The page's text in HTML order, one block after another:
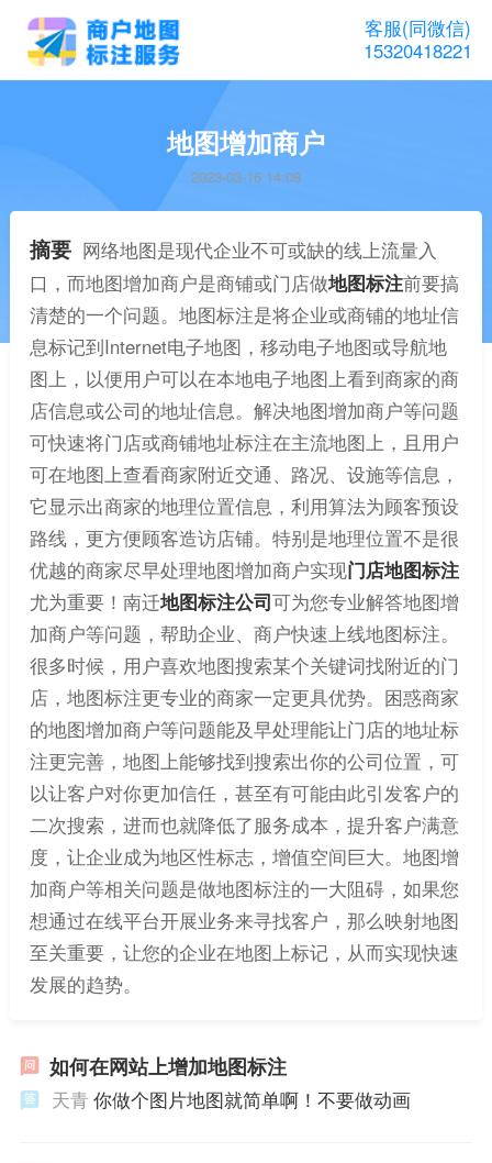
客服(同微信)
15320418221
地图增加商户
2023-03-16 14:08
摘要 网络地图是现代企业不可或缺的线上流量入
口，而地图增加商户是商铺或门店做地图标注前要搞
清楚的一个问题。地图标注是将企业或商铺的地址信
息标记到Internet电子地图，移动电子地图或导航地
图上，以便用户可以在本地电子地图上看到商家的商
店信息或公司的地址信息。解决地图增加商户等问题
可快速将门店或商铺地址标注在主流地图上，且用户
可在地图上查看商家附近交通、路况、设施等信息，
它显示出商家的地理位置信息，利用算法为顾客预设
路线，更方便顾客造访店铺。特别是地理位置不是很
优越的商家尽早处理地图增加商户实现门店地图标注
尤为重要！南迁地图标注公司可为您专业解答地图增
加商户等问题，帮助企业、商户快速上线地图标注。
很多时候，用户喜欢地图搜索某个关键词找附近的门
店，地图标注更专业的商家一定更具优势。困惑商家
的地图增加商户等问题能及早处理能让门店的地址标
注更完善，地图上能够找到搜索出你的公司位置，可
以让客户对你更加信任，甚至有可能由此引发客户的
二次搜索，进而也就降低了服务成本，提升客户满意
度，让企业成为地区性标志，增值空间巨大。地图增
加商户等相关问题是做地图标注的一大阻碍，如果您
想通过在线平台开展业务来寻找客户，那么映射地图
至关重要，让您的企业在地图上标记，从而实现快速
发展的趋势。
如何在网站上增加地图标注
天青 你做个图片地图就简单啊！不要做动画